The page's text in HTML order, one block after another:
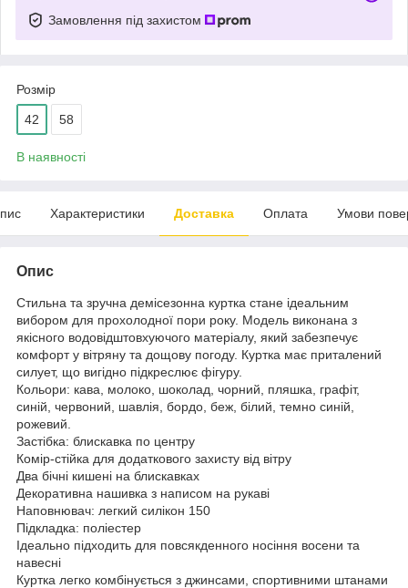
Замовлення під захистом
Розмір
42 58
В наявності
Характеристики Доставка Оплата Умови
Опис
Стильна та зручна демісезонна куртка стане ідеальним
вибором для прохолодної пори року. Модель виконана з
якісного водовідштовхуючого матеріалу, який забезпечує
комфорт у вітряну та дощову погоду. Куртка має приталений
силует, що вигідно підкреслює фігуру.
Кольори: кава, молоко, шоколад, чорний, пляшка, графіт,
синій, червоний, шавлія, бордо, беж, білий, темно синій,
рожевий.
Застібка: блискавка по центру
Комір-стійка для додаткового захисту від вітру
Два бічні кишені на блискавках
Декоративна нашивка з написом на рукаві
Наповнювач: легкий силікон 150
Підкладка: поліестер
Ідеально підходить для повсякденного носіння восени та
навесні
Куртка легко комбінується з джинсами, спортивними штанами